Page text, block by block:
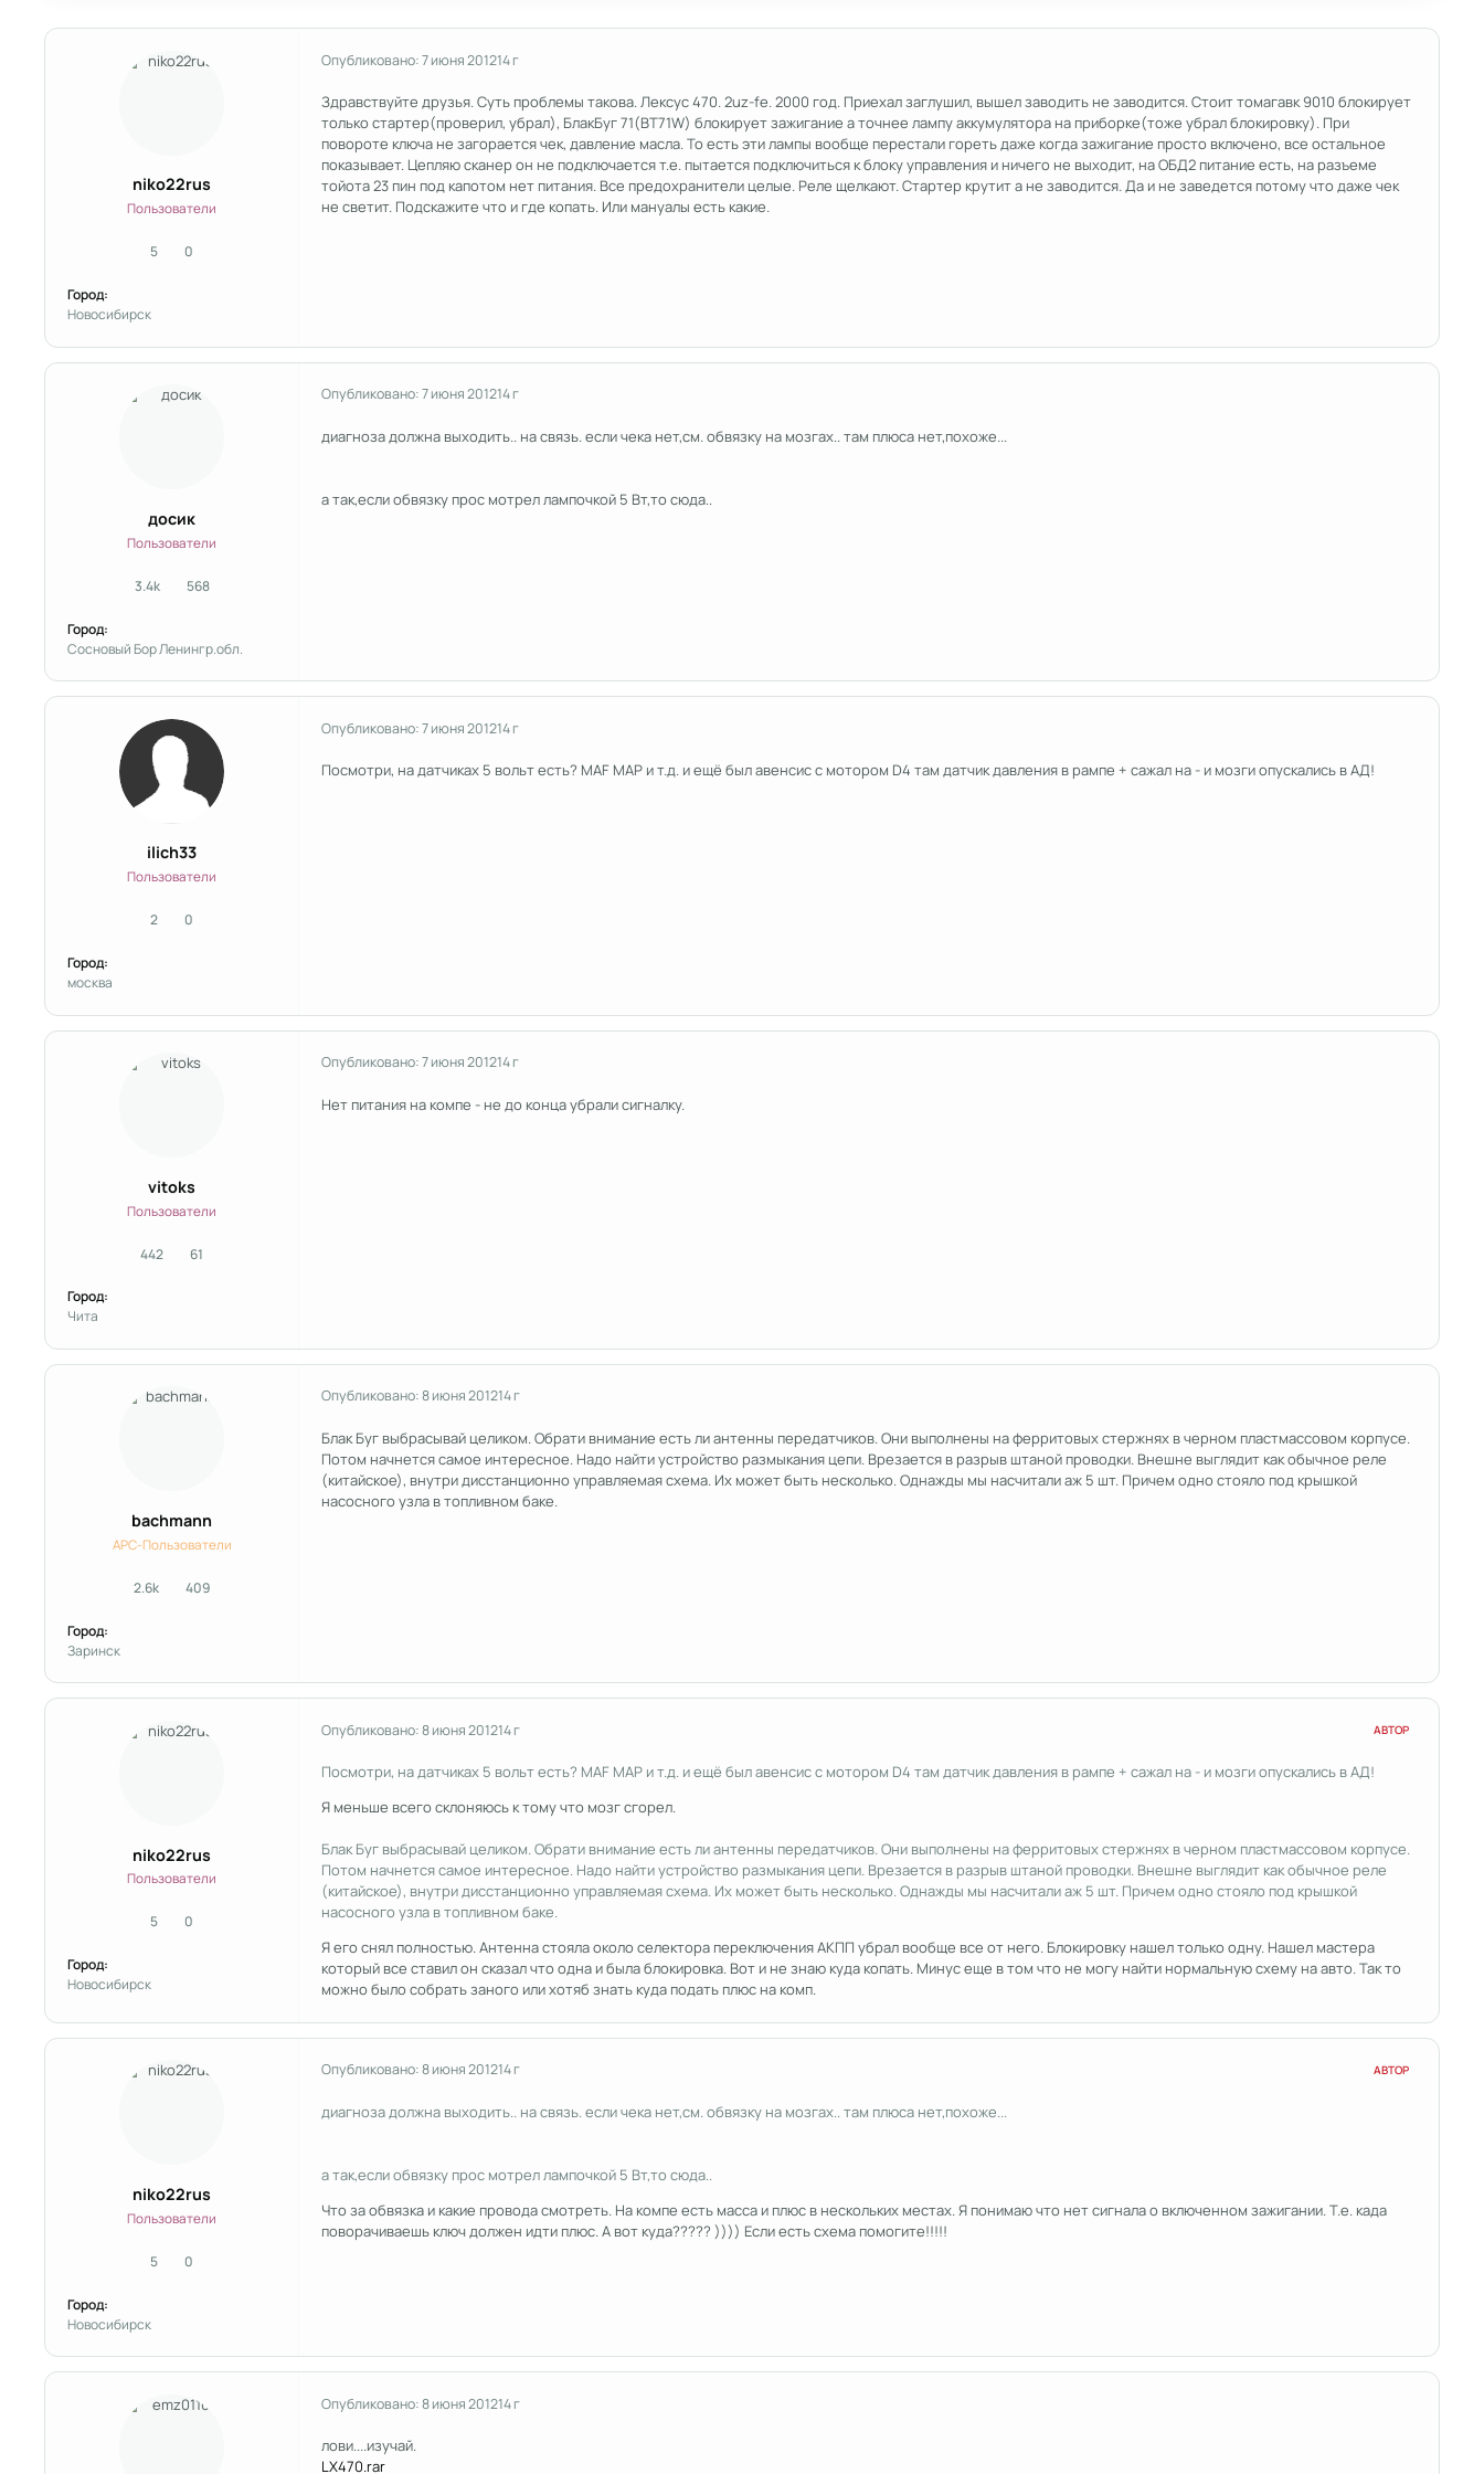
niko22rus
Пользователи
5сообщения
0Репутация
Город:
Новосибирск
Опубликовано:7 июня 201214 г
Здравствуйте друзья. Суть проблемы такова. Лексус 470. 2uz-fe. 2000 год. Приехал заглушил, вышел заводить не заводится. Стоит томагавк 9010 блокирует
только стартер(проверил, убрал), БлакБуг 71(BT71W) блокирует зажигание а точнее лампу аккумулятора на приборке(тоже убрал блокировку). При
повороте ключа не загорается чек, давление масла. То есть эти лампы вообще перестали гореть даже когда зажигание просто включено, все остальное
показывает. Цепляю сканер он не подключается т.е. пытается подключиться к блоку управления и ничего не выходит, на ОБД2 питание есть, на разъеме
тойота 23 пин под капотом нет питания. Все предохранители целые. Реле щелкают. Стартер крутит а не заводится. Да и не заведется потому что даже чек
не светит. Подскажите что и где копать. Или мануалы есть какие.
досик
Пользователи
3.4kсообщения
568Репутация
Город:
Сосновый Бор Ленингр.обл.
Опубликовано:7 июня 201214 г
диагноза должна выходить.. на связь. если чека нет,см. обвязку на мозгах.. там плюса нет,похоже...
а так,если обвязку прос мотрел лампочкой 5 Вт,то сюда..
ilich33
Пользователи
2сообщения
0Репутация
Город:
москва
Опубликовано:7 июня 201214 г
Посмотри, на датчиках 5 вольт есть? MAF MAP и т.д. и ещё был авенсис с мотором D4 там датчик давления в рампе + сажал на - и мозги опускались в АД!
vitoks
Пользователи
442сообщения
61Репутация
Город:
Чита
Опубликовано:7 июня 201214 г
Нет питания на компе - не до конца убрали сигналку.
bachmann
APC-Пользователи
2.6kсообщения
409Репутация
Город:
Заринск
Опубликовано:8 июня 201214 г
Блак Буг выбрасывай целиком. Обрати внимание есть ли антенны передатчиков. Они выполнены на ферритовых стержнях в черном пластмассовом корпусе.
Потом начнется самое интересное. Надо найти устройство размыкания цепи. Врезается в разрыв штаной проводки. Внешне выглядит как обычное реле
(китайское), внутри дисстанционно управляемая схема. Их может быть несколько. Однажды мы насчитали аж 5 шт. Причем одно стояло под крышкой
насосного узла в топливном баке.
niko22rus
Пользователи
5сообщения
0Репутация
Город:
Новосибирск
Опубликовано:8 июня 201214 г АВТОР
Посмотри, на датчиках 5 вольт есть? MAF MAP и т.д. и ещё был авенсис с мотором D4 там датчик давления в рампе + сажал на - и мозги опускались в АД!
Я меньше всего склоняюсь к тому что мозг сгорел.
Блак Буг выбрасывай целиком. Обрати внимание есть ли антенны передатчиков. Они выполнены на ферритовых стержнях в черном пластмассовом корпусе.
Потом начнется самое интересное. Надо найти устройство размыкания цепи. Врезается в разрыв штаной проводки. Внешне выглядит как обычное реле
(китайское), внутри дисстанционно управляемая схема. Их может быть несколько. Однажды мы насчитали аж 5 шт. Причем одно стояло под крышкой
насосного узла в топливном баке.
Я его снял полностью. Антенна стояла около селектора переключения АКПП убрал вообще все от него. Блокировку нашел только одну. Нашел мастера
который все ставил он сказал что одна и была блокировка. Вот и не знаю куда копать. Минус еще в том что не могу найти нормальную схему на авто. Так то
можно было собрать заного или хотяб знать куда подать плюс на комп.
niko22rus
Пользователи
5сообщения
0Репутация
Город:
Новосибирск
Опубликовано:8 июня 201214 г АВТОР
диагноза должна выходить.. на связь. если чека нет,см. обвязку на мозгах.. там плюса нет,похоже...
а так,если обвязку прос мотрел лампочкой 5 Вт,то сюда..
Что за обвязка и какие провода смотреть. На компе есть масса и плюс в нескольких местах. Я понимаю что нет сигнала о включенном зажигании. Т.е. када
поворачиваешь ключ должен идти плюс. А вот куда????? )))) Если есть схема помогите!!!!!
Опубликовано:8 июня 201214 г
лови....изучай.
LX470.rar